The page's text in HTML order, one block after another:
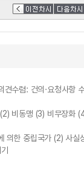
수렴: 건의·요청사항
비동맹 (3) 비무장화
한 중립국가 (2) 사실